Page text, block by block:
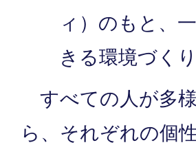
ィ）のもと、
きる環境づくり
すべての人が多
ら、それぞれの個